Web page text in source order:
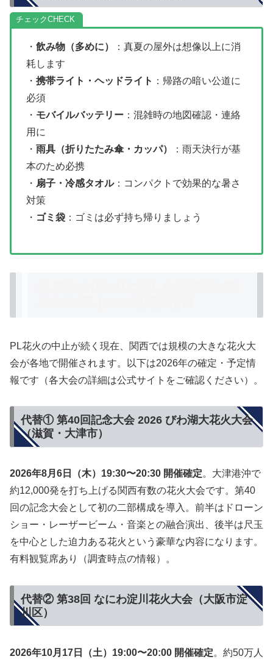
チェック
・ 飲み物（多めに）
：真夏の屋外は想像以上に消
耗します
・ 携帯ライト・ヘッドライト ：帰路の暗い公道に
必須
・ モバイルバッテリー ：混雑時の地図確認・連絡
用に
・ 雨具（折りたたみ傘・カッパ）
：雨天決行が基
本のため必携
・ 扇子・冷感タオル：コンパクトで効果的な暑さ
対策
・ ゴミ袋 ：ゴミは必ず持ち帰りましょう
PL花火の中止が続く現在、関西では規模の大きな花火大
会が各地で開催されます。以下は2026年の確定・予定情
報です（各大会の詳細は公式サイトをご確認ください）。
代替① 第40回記念大会 2026 びわ湖大花火大会
（滋賀・大津市）
2026年8月6日（木）19:30〜20:30 開催確定。大津港沖で
約12,000発を打ち上げる関西有数の花火大会です。第40
回の記念大会として初の二部構成を導入。前半はドローン
ショー・レーザービーム・音楽との融合演出、後半は尺玉
を中心とした迫力ある花火という豪華な内容になります。
有料観覧席あり（調査時点の情報）。
代替② 第38回 なにわ淀川花火大会（大阪市淀
川区）
2026年10月17日（土）19:00〜20:00 開催確定。約50万人